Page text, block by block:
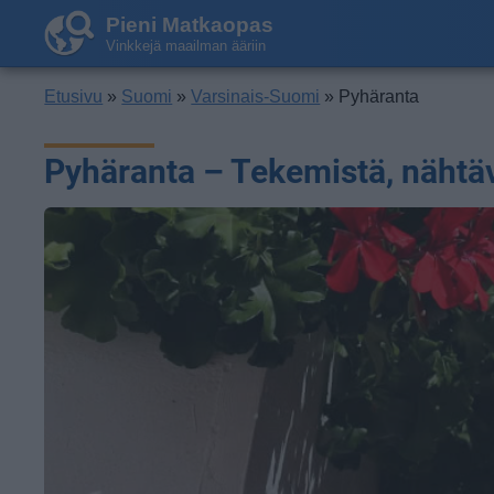
Pieni Matkaopas
Vinkkejä maailman ääriin
Etusivu » Suomi »Varsinais-Suomi » Pyhäranta
Pyhäranta – Tekemistä,